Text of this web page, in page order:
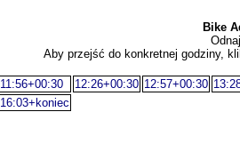
Bike
Aby przejść do konkretnej godziny,
11:56+00:30 12:26+00:30 12:57+00:30
16:03+koniec